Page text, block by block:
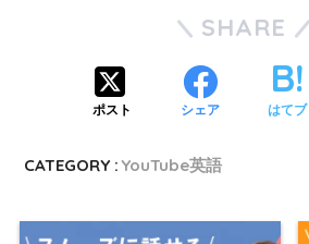
SHARE
ポスト シェア はてブ
CATEGORY :YouTube英語